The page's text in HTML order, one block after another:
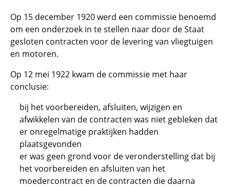
Op 15 december 1920 werd een commissie benoemd
om een onderzoek in te stellen naar door de Staat
gesloten contracten voor de levering van vliegtuigen
en motoren.
Op 12 mei 1922 kwam de commissie met haar
conclusie:
bij het voorbereiden, afsluiten, wijzigen en
afwikkelen van de contracten was niet gebleken dat
er onregelmatige praktijken hadden
plaatsgevonden
er was geen grond voor de veronderstelling dat bij
het voorbereiden en afsluiten van het
moedercontract en de contracten die daarna